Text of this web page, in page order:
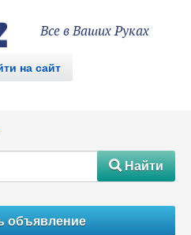
Все в Ваших Руках
на сайт
#Найти
объявление